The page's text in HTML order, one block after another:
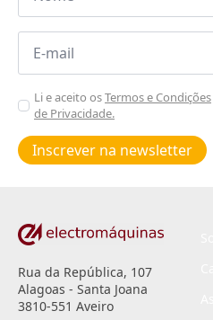
Email
Aceitar
Poiticas
de
privacidade
Li e aceito osTermos e Condições
de Privacidade.
Inscrever na newsletter
Rua da República, 107
Alagoas - Santa Joana
3810-551 Aveiro